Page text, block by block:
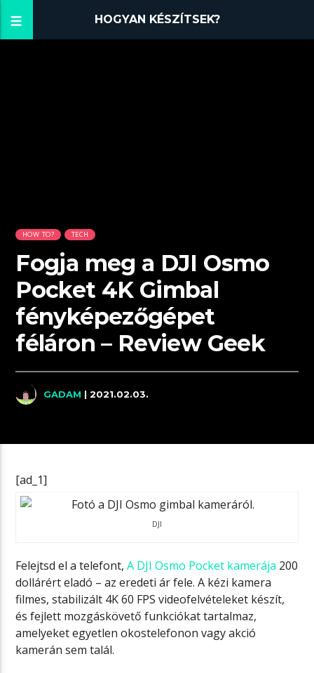
HOGYAN KÉSZÍTSEK?
HOW TO? TECH
Fogja meg a DJI Osmo
Pocket 4K Gimbal
fényképezőgépet
féláron – Review Geek
GADAM | 2021.02.03.
[ad_1]
DJI
Felejtsd el a telefont,A DJI Osmo Pocket kamerája 200
dollárért eladó – az eredeti ár fele. A kézi kamera
filmes, stabilizált 4K 60 FPS videofelvételeket készít,
és fejlett mozgáskövető funkciókat tartalmaz,
amelyeket egyetlen okostelefonon vagy akció
kamerán sem talál.